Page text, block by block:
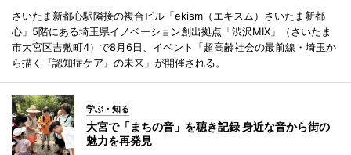
さいたま新都心駅隣接の複合ビル「ekism（エキスム）さいたま新都
心」5階にある埼玉県イノベーション創出拠点「渋沢MIX」（さいたま
市大宮区吉敷町4）で8月6日、イベント「超高齢社会の最前線・埼玉か
ら描く『認知症ケア』の未来」が開催される。
学ぶ・知る
大宮で「まちの音」を聴き記録 身近な音から街の
魅力を再発見